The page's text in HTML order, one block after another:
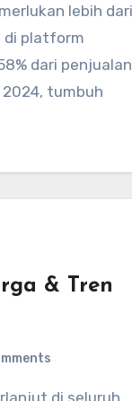
di platform
dari penjualan
tumbuh
& Tren